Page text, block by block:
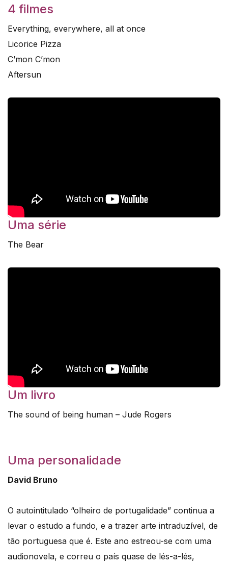
4 filmes
Everything, everywhere, all at once
Licorice Pizza
C’mon C’mon
Aftersun
Uma série
The Bear
Um livro
The sound of being human – Jude Rogers
Uma personalidade
David Bruno
O autointitulado “olheiro de portugalidade” continua a
levar o estudo a fundo, e a trazer arte intraduzível, de
tão portuguesa que é. Este ano estreou-se com uma
audionovela, e correu o país quase de lés-a-lés,